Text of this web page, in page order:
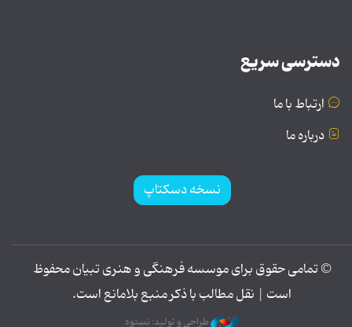
دسترسی سریع
ارتباط با ما
درباره ما
نسخه دسکتاپ
© تمامی حقوق برای موسسه فرهنگی و هنری تبیان محفوظ
است | نقل مطالب با ذکر منبع بلامانع است.
طراحی و تولید: نستوه